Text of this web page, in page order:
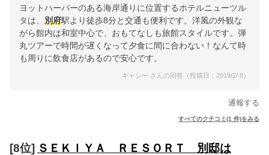
ヨットハーバーのある海岸通りに位置するホテルニューツル
タは、 別府駅より徒歩8分と交通も便利です。洋風の外観な
がら館内は和室中心で、おもてなしも旅館スタイルです。弾
丸ツアーで時間が遅くなって夕食に間に合わない！なんて時
も周りに飲食店があるので安心です。
キャシー さんの回答（投稿日：2019/2/ 8）
通報する
すべてのクチコミ(1 件)をみる
[8位] ＳＥＫＩＹＡ ＲＥＳＯＲＴ 別邸は